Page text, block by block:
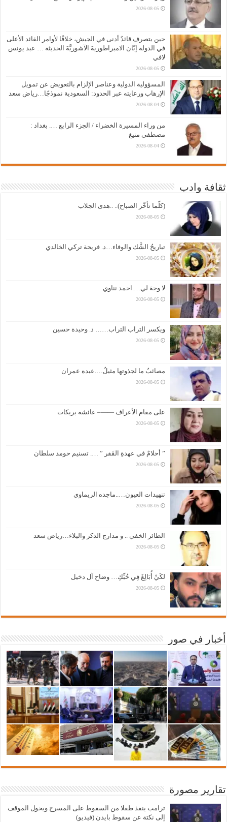
2026-08-05
حين يتصرف قائدٌ أدنى في الجيش، خلافًا لأوامر القائد الأعلى
في الدولة إبّان الامبراطوريةَ الآشوريَّةَ الحديثة … عبد يونس
لافي
2026-08-05
المسؤولية الدولية وعناصر الإلزام بالتعويض عن تمويل
الإرهاب ورعايته عبر الحدود: السعودية نموذجًا…رياض سعد
2026-08-04
من وراء المسيرة الخضراء / الجزء الرابع …. بغداد :
مصطفى منيغ
2026-08-04
ثقافة وادب
(كلّما تأخّر الصباح).. ..هدى الجلاب
2026-08-05
تباريحُ الشَّك والوفاء…د. فريحة تركي الخالدي
2026-08-05
لا وجهَ لي….احمد نناوي
2026-08-05
ويكسر التراب التراب…… د. وحيدة حسين
2026-08-05
مصائبُ ما لجذوتها مثيلُ….عبده عمران
2026-08-05
على مقام الأعراف ——– عائشة بريكات
2026-08-05
” أحلامٌ في عهدةِ القَفر ” …. تسنيم حومد سلطان
2026-08-05
تنهيدات العيون…..ماجده الريماوي
2026-08-05
الطائر الخفي .. و مدارج الذكر والبلاء…رياض سعد
2026-08-05
لكَيْ أُبَالِغَ فِي حُبِّكِ… وضاح آل دخيل
2026-08-05
أخبار في صور
تقارير مصورة
ترامب ينقذ طفلا من السقوط على المسرح ويحول الموقف
إلى نكتة عن سقوط بايدن (فيديو)